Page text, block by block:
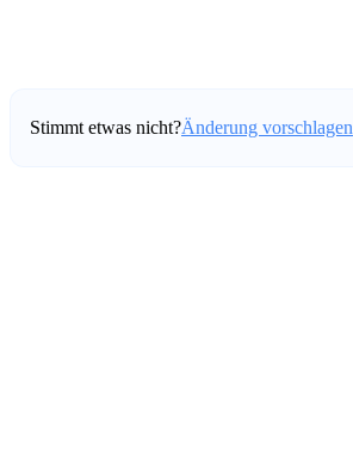
Stimmt etwas nicht?Änderung vorschlagen